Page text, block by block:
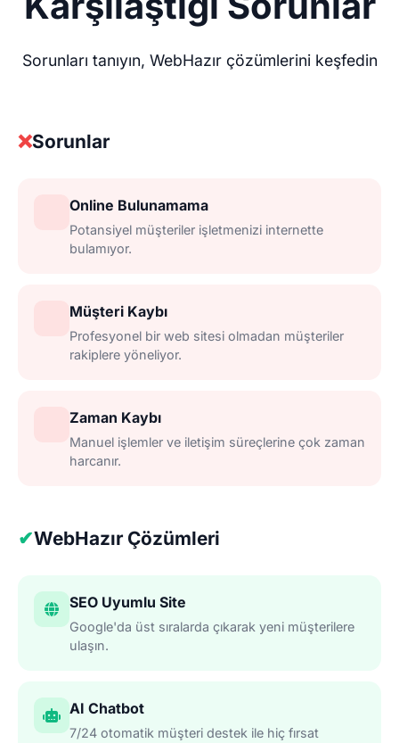
Sorunları tanıyın, WebHazır çözümlerini keşfedin
❌Sorunlar
Online Bulunamama
Potansiyel müşteriler işletmenizi internette
bulamıyor.
Müşteri Kaybı
Profesyonel bir web sitesi olmadan müşteriler
rakiplere yöneliyor.
Zaman Kaybı
Manuel işlemler ve iletişim süreçlerine çok zaman
harcanır.
✔WebHazır Çözümleri
SEO Uyumlu Site
Google'da üst sıralarda çıkarak yeni müşterilere
ulaşın.
AI Chatbot
7/24 otomatik müşteri destek ile hiç fırsat